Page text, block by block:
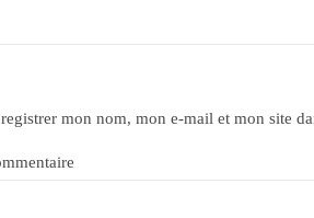
mon nom, mon e-mail et mon site